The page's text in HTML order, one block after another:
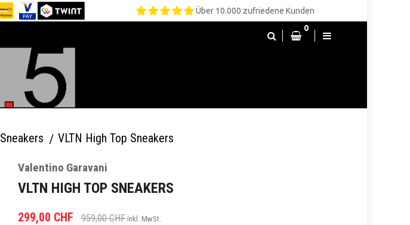
Über 10.000 zufriedene Kunden
0
Sneakers VLTN High Top Sneakers
Valentino Garavani
VLTN HIGH TOP SNEAKERS
299,00 CHF 959,00 CHF inkl. MwSt.